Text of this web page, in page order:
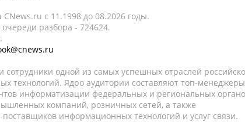
c 11.1998 до 08.2026 годы.
разбора - 724624.
сотрудники одной из самых успешных отраслей
технологий. Ядро аудитории составляют топ-
информатизации федеральных и региональных
компаний, розничных сетей, а также
информационных технологий и услуг связи.